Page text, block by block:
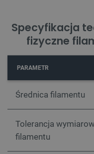
Specyfikacja
fizyczne
PARAMETR
Średnica filamentu
Tolerancja
filamentuPolityce